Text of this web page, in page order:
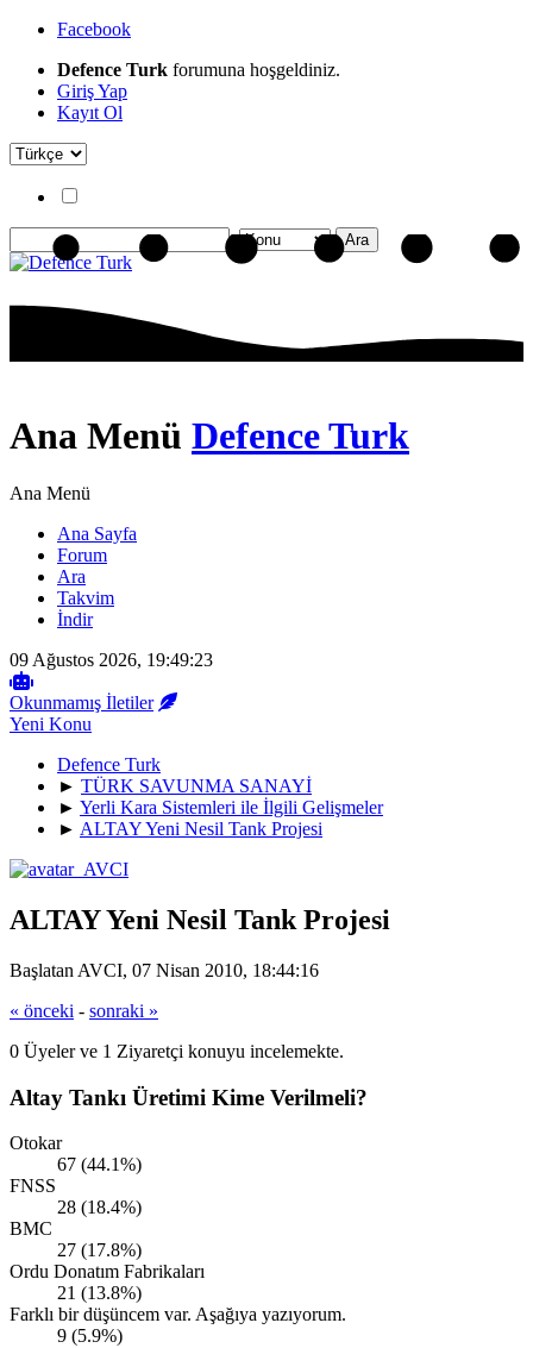
Facebook
Defence Turk forumuna hoşgeldiniz.
Giriş Yap
Kayıt Ol
Ana Menü Defence Turk
Ana Menü
Ana Sayfa
Forum
Ara
Takvim
İndir
09 Ağustos 2026, 19:49:23
Okunmamış İletiler
Yeni Konu
Defence Turk
► TÜRK SAVUNMA SANAYİ
► Yerli Kara Sistemleri ile İlgili Gelişmeler
► ALTAY Yeni Nesil Tank Projesi
ALTAY Yeni Nesil Tank Projesi
Başlatan AVCI, 07 Nisan 2010, 18:44:16
« önceki - sonraki »
0 Üyeler ve 1 Ziyaretçi konuyu incelemekte.
Altay Tankı Üretimi Kime Verilmeli?
Otokar
67 (44.1%)
FNSS
28 (18.4%)
BMC
27 (17.8%)
Ordu Donatım Fabrikaları
21 (13.8%)
Farklı bir düşüncem var. Aşağıya yazıyorum.
9 (5.9%)